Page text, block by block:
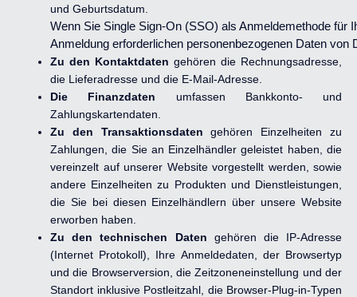
und Geburtsdatum.
Wenn Sie Single Sign-On (SSO) als Anmeldemethode für
Zu den Kontaktdaten gehören die Rechnungsadresse,
die Lieferadresse und die E-Mail-Adresse.
Die Finanzdaten umfassen Bankkonto- und
Zahlungskartendaten.
Zu den Transaktionsdaten gehören Einzelheiten zu
Zahlungen, die Sie an Einzelhändler geleistet haben, die
vereinzelt auf unserer Website vorgestellt werden, sowie
andere Einzelheiten zu Produkten und Dienstleistungen,
die Sie bei diesen Einzelhändlern über unsere Website
erworben haben.
Zu den technischen Daten gehören die IP-Adresse
(Internet Protokoll), Ihre Anmeldedaten, der Browsertyp
und die Browserversion, die Zeitzoneneinstellung und der
Standort inklusive Postleitzahl, die Browser-Plug-in-Typen